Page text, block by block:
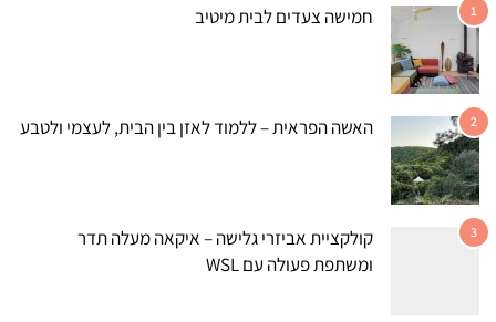
1 חמישה צעדים לבית מיטיב
2 האשה הפראית – ללמוד לאזן בין הבית, לעצמי ולטבע
3
קולקציית אביזרי גלישה – איקאה מעלה תדר
ומשתפת פעולה עם WSL